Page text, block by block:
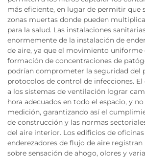
más eficiente, en lugar de permitir que
zonas muertas donde pueden
para la salud. Las instalaciones
enormemente de la instalación de
de aire, ya que el movimiento uniforme
formación de concentraciones de
podrían comprometer la seguridad del
protocolos de control de infecciones.
a los sistemas de ventilación lograr
hora adecuados en todo el espacio, y
medición, garantizando así el
de construcción y las normas
del aire interior. Los edificios de
enderezadores de flujo de aire registran
sobre sensación de ahogo, olores y